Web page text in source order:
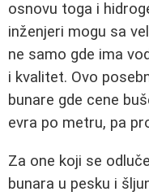
osnovu toga i
inženjeri mogu sa
ne samo gde ima
i kvalitet. Ovo
bunare gde cene
evra po metru, pa
Za one koji se
bunara u pesku i